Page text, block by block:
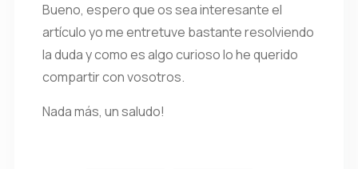
Bueno, espero que os sea interesante el
artículo yo me entretuve bastante resolviendo
la duda y como es algo curioso lo he querido
compartir con vosotros.
Nada más, un saludo!